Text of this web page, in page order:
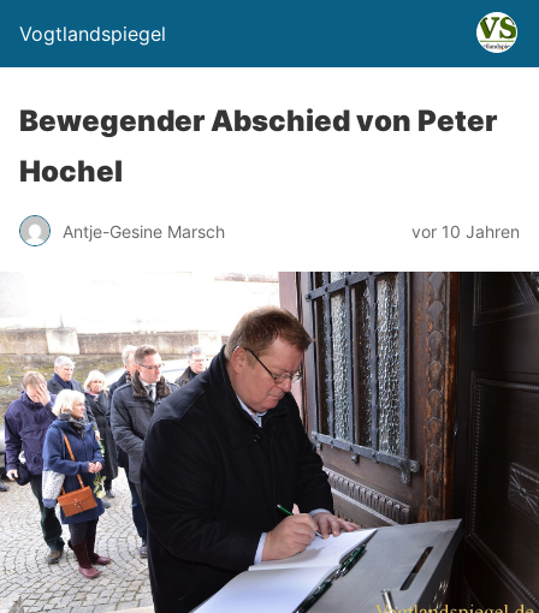
Vogtlandspiegel
Bewegender Abschied von Peter
Hochel
Antje-Gesine Marsch vor 10 Jahren